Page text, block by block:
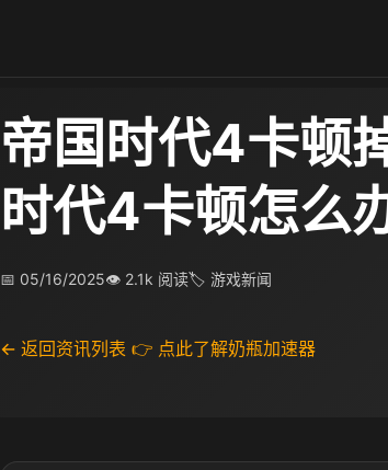
帝国时代4卡顿
时代4卡顿怎么
📅 05/16/2025👁 2.1k 阅读🏷 游戏新闻
← 返回资讯列表 👉 点此了解奶瓶加速器